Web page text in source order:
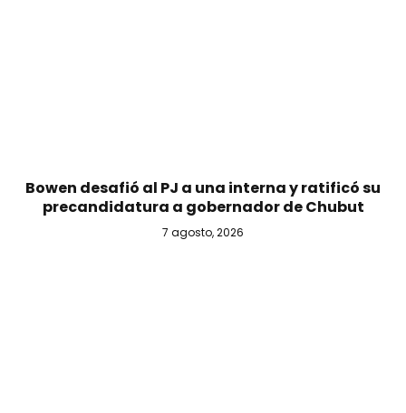
Bowen desafió al PJ a una interna y ratificó su
precandidatura a gobernador de Chubut
7 agosto, 2026